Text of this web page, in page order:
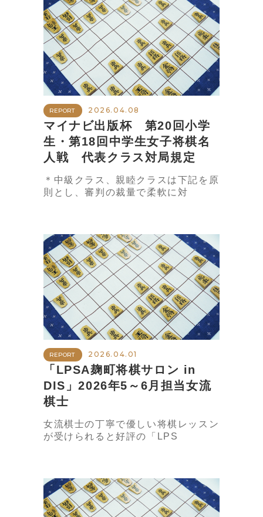
REPORT 2026.04.08
マイナビ出版杯 第20回小学
生・第18回中学生女子将棋名
人戦 代表クラス対局規定
＊中級クラス、親睦クラスは下記を原
則とし、審判の裁量で柔軟に対
REPORT 2026.04.01
「LPSA麹町将棋サロン in
DIS」2026年5～6月担当女流
棋士
女流棋士の丁寧で優しい将棋レッスン
が受けられると好評の「LPS